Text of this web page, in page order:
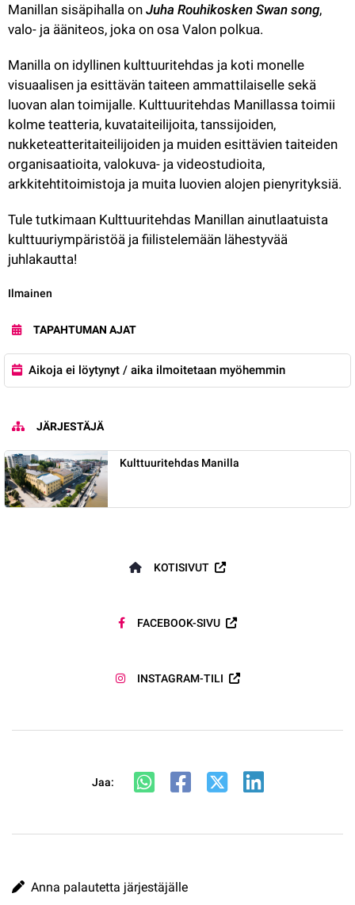
Manillan sisäpihalla on Juha Rouhikosken Swan song,
valo- ja ääniteos, joka on osa Valon polkua.
Manilla on idyllinen kulttuuritehdas ja koti monelle
visuaalisen ja esittävän taiteen ammattilaiselle sekä
luovan alan toimijalle. Kulttuuritehdas Manillassa toimii
kolme teatteria, kuvataiteilijoita, tanssijoiden,
nukketeatteritaiteilijoiden ja muiden esittävien taiteiden
organisaatioita, valokuva- ja videostudioita,
arkkitehtitoimistoja ja muita luovien alojen pienyrityksiä.
Tule tutkimaan Kulttuuritehdas Manillan ainutlaatuista
kulttuuriympäristöä ja fiilistelemään lähestyvää
juhlakautta!
Kategoria:
Ilmainen
TAPAHTUMAN AJAT
Aikoja ei löytynyt / aika ilmoitetaan myöhemmin
JÄRJESTÄJÄ
Kulttuuritehdas Manilla
KOTISIVUT
FACEBOOK-SIVU
INSTAGRAM-TILI
Jaa:
Anna palautetta järjestäjälle